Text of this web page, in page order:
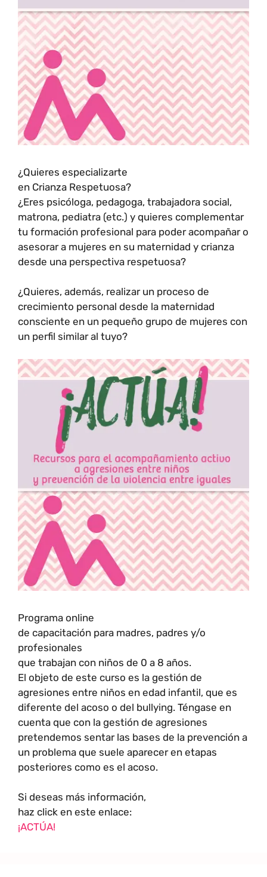
¿Quieres especializarte
en Crianza Respetuosa?
¿Eres psicóloga, pedagoga, trabajadora social,
matrona, pediatra (etc.) y quieres complementar
tu formación profesional para poder acompañar o
asesorar a mujeres en su maternidad y crianza
desde una perspectiva respetuosa?
¿Quieres, además, realizar un proceso de
crecimiento personal desde la maternidad
consciente en un pequeño grupo de mujeres con
un perfil similar al tuyo?
Programa online
de capacitación para madres, padres y/o
profesionales
que trabajan con niños de 0 a 8 años.
El objeto de este curso es la gestión de
agresiones entre niños en edad infantil, que es
diferente del acoso o del bullying. Téngase en
cuenta que con la gestión de agresiones
pretendemos sentar las bases de la prevención a
un problema que suele aparecer en etapas
posteriores como es el acoso.
Si deseas más información,
haz click en este enlace:
¡ACTÚA!